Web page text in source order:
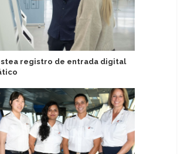
registro de entrada digital